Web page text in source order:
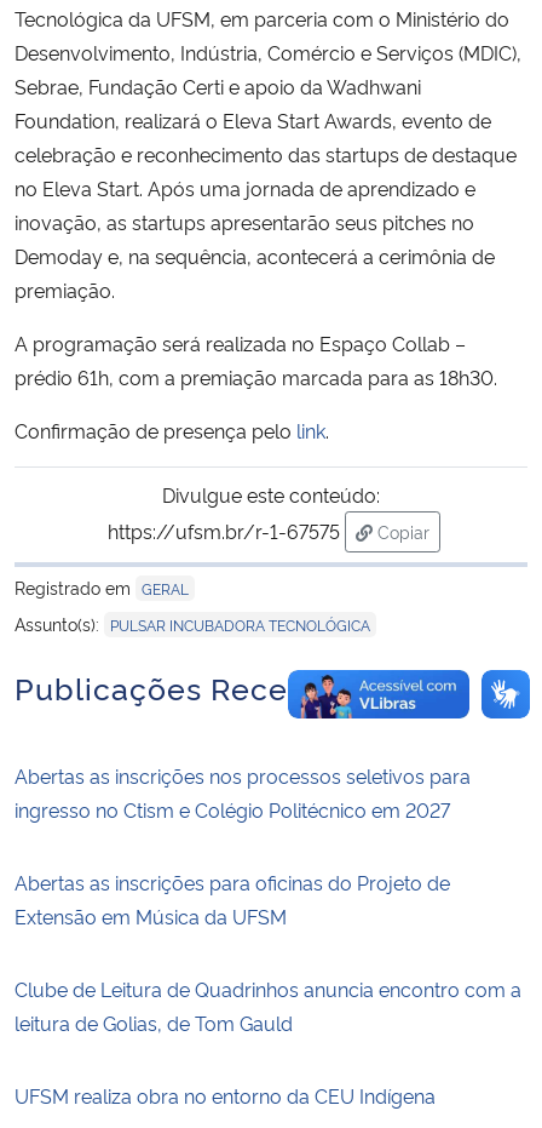
Tecnológica da UFSM, em parceria com o Ministério do
Desenvolvimento, Indústria, Comércio e Serviços (MDIC),
Sebrae, Fundação Certi e apoio da Wadhwani
Foundation, realizará o Eleva Start Awards, evento de
celebração e reconhecimento das startups de destaque
no Eleva Start. Após uma jornada de aprendizado e
inovação, as startups apresentarão seus pitches no
Demoday e, na sequência, acontecerá a cerimônia de
premiação.
A programação será realizada no Espaço Collab –
prédio 61h, com a premiação marcada para as 18h30.
Confirmação de presença pelo link.
Divulgue este conteúdo:
https://ufsm.br/r-1-67575
Copiar
para área de
Registrado em GERAL
Assunto(s): PULSAR INCUBADORA TECNOLÓGICA
Publicações Recentes
Abertas as inscrições nos processos seletivos para
ingresso no Ctism e Colégio Politécnico em 2027
Abertas as inscrições para oficinas do Projeto de
Extensão em Música da UFSM
Clube de Leitura de Quadrinhos anuncia encontro com a
leitura de Golias, de Tom Gauld
UFSM realiza obra no entorno da CEU Indígena